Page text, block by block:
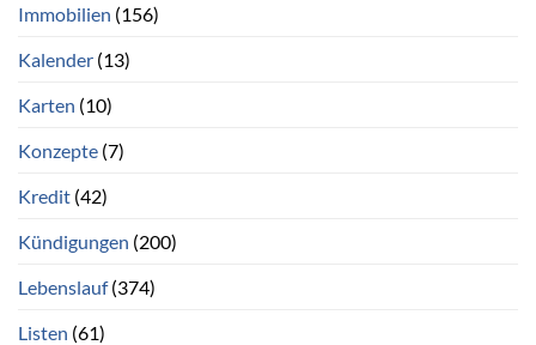
Immobilien (156)
Kalender (13)
Karten (10)
Konzepte (7)
Kredit (42)
Kündigungen (200)
Lebenslauf(374)
Listen (61)